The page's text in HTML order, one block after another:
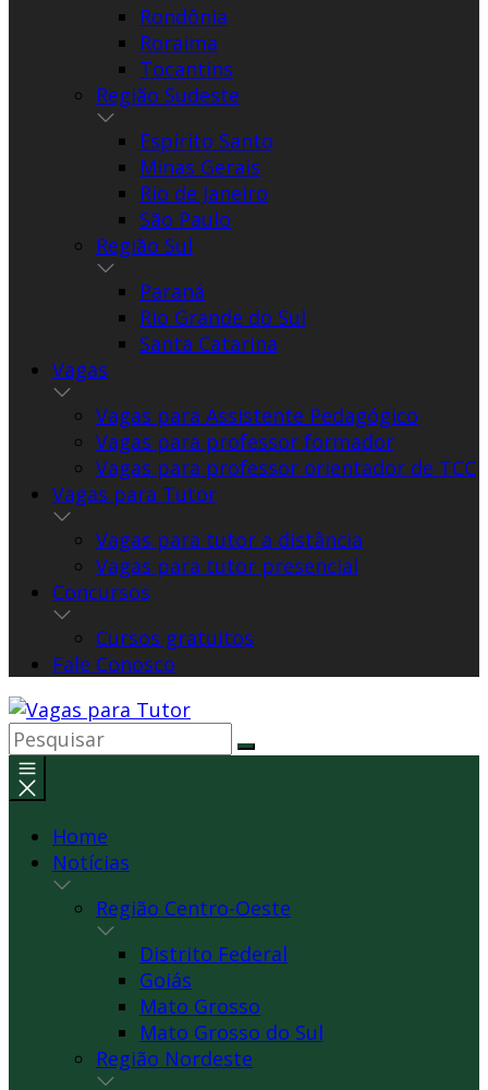
Rondônia
Roraima
Tocantins
Região Sudeste
Espírito Santo
Minas Gerais
Rio de Janeiro
São Paulo
Região Sul
Paraná
Rio Grande do Sul
Santa Catarina
Vagas
Vagas para Assistente Pedagógico
Vagas para professor formador
Vagas para professor orientador de TCC
Vagas para Tutor
Vagas para tutor a distância
Vagas para tutor presencial
Concursos
Cursos gratuitos
Fale Conosco
Home
Notícias
Região Centro-Oeste
Distrito Federal
Goiás
Mato Grosso
Mato Grosso do Sul
Região Nordeste